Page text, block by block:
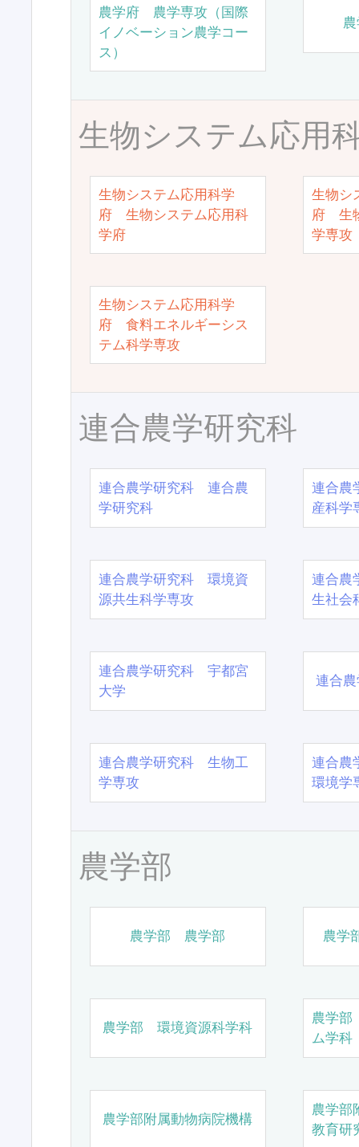
農学府 農学専攻（国際
イノベーション農学コー
ス）
生物システム応用
生物システム応用科学
府 生物システム応用科
学府
生物シ
府 生
学専攻
生物システム応用科学
府 食料エネルギーシス
テム科学専攻
連合農学研究科
連合農学研究科 連合農
学研究科
連合農
産科学
連合農学研究科 環境資
源共生科学専攻
連合農
生社会
連合農学研究科 宇都宮
大学
連合
連合農学研究科 生物工
学専攻
連合農
環境学
農学部
農学部 農学部 農学
農学部 環境資源科学科
農学
ム学科
農学部附属動物病院機構
農学部
教育研